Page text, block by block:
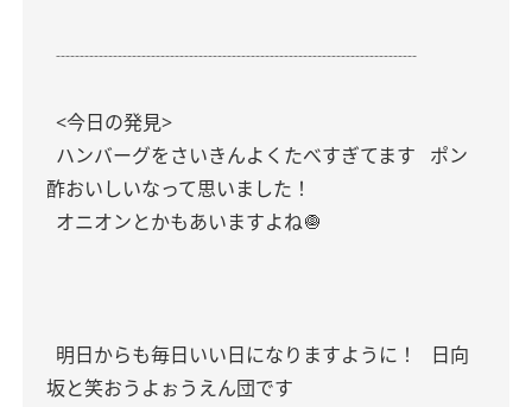
┈┈┈┈┈┈┈┈┈┈┈┈┈┈┈┈┈┈┈
<今日の発見>
ハンバーグをさいきんよくたべすぎてます
ポン
酢おいしいなって思いました！
オニオンとかもあいますよね🧅
明日からも毎日いい日になりますように！
日向
坂と笑おうよぉうえん団です